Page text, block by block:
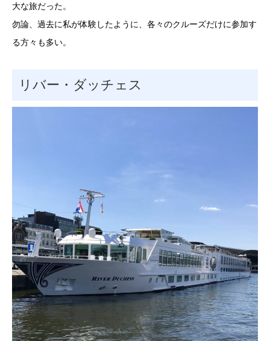
大な旅だった。
勿論、過去に私が体験したように、各々のクルーズだけに参加す
る方々も多い。
リバー・ダッチェス